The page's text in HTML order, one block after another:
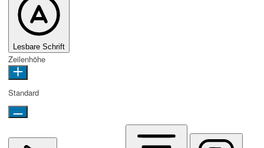
Lesbare Schrift
Zeilenhöhe
Standard